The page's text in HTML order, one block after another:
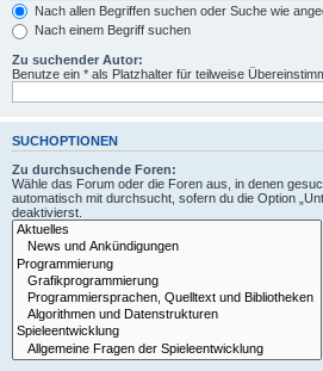
Nach allen Begriffen suchen oder Suche wie
Nach einem Begriff suchen
Zu suchender Autor:
Benutze ein * als Platzhalter für teilweise
SUCHOPTIONEN
Zu durchsuchende Foren:
Wähle das Forum oder die Foren aus, in denen
automatisch mit durchsucht, sofern du die Option
deaktivierst.